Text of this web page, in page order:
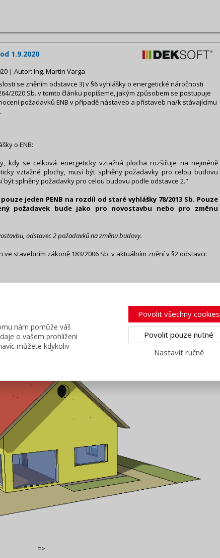
nám pomůže váš
o vašem prohlížení
můžete kdykoliv
Povolit všechny cookies
Povolit pouze nutné
Nastavit ručně
1.9.2020
| Autor: Ing. Martin Varga
se zněním odstavce 3) v §6 vyhlášky o energetické náročnosti
2020 Sb. v tomto článku popíšeme, jakým způsobem se postupuje
požadavků ENB v případě nástaveb a přístaveb na/k stávajícímu
o ENB:
kdy se celková energeticky vztažná plocha rozšiřuje na nejméně
vztažné plochy, musí být splněny požadavky pro celou budovu
být splněny požadavky pro celou budovu podle odstavce 2."
jeden PENB na rozdíl od staré vyhlášky 78/2013 Sb. Pouze
požadavek bude jako pro novostavbu nebo pro změnu
odstavec 2 požadavků na změnu budovy.
stavebním zákoně 183/2006 Sb. v aktuálním znění v §2 odstavci:
Majitel se rozhodne pro obytnou nástavbu:
=>